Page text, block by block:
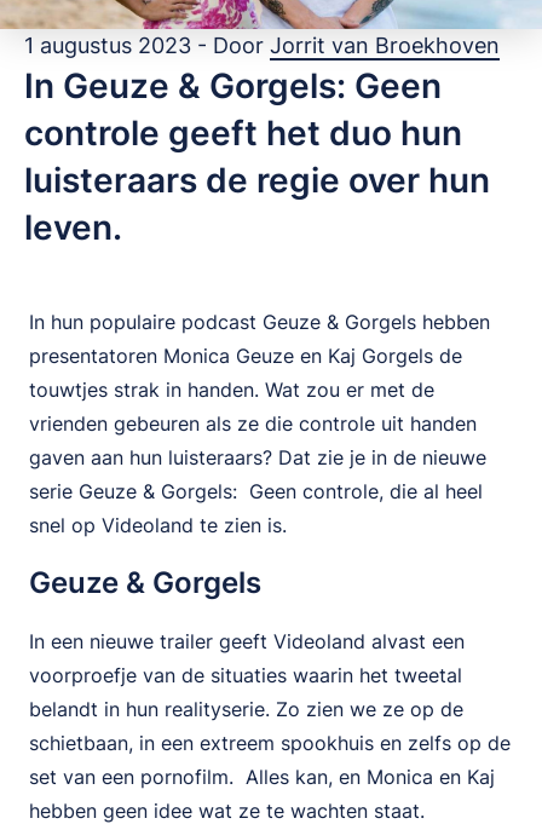
1 augustus 2023 - Door Jorrit van Broekhoven
In Geuze & Gorgels: Geen
controle geeft het duo hun
luisteraars de regie over hun
leven.
In hun populaire podcast Geuze & Gorgels hebben
presentatoren Monica Geuze en Kaj Gorgels de
touwtjes strak in handen. Wat zou er met de
vrienden gebeuren als ze die controle uit handen
gaven aan hun luisteraars? Dat zie je in de nieuwe
serie Geuze & Gorgels: Geen controle, die al heel
snel op Videoland te zien is.
Geuze & Gorgels
In een nieuwe trailer geeft Videoland alvast een
voorproefje van de situaties waarin het tweetal
belandt in hun realityserie. Zo zien we ze op de
schietbaan, in een extreem spookhuis en zelfs op de
set van een pornofilm. Alles kan, en Monica en Kaj
hebben geen idee wat ze te wachten staat.